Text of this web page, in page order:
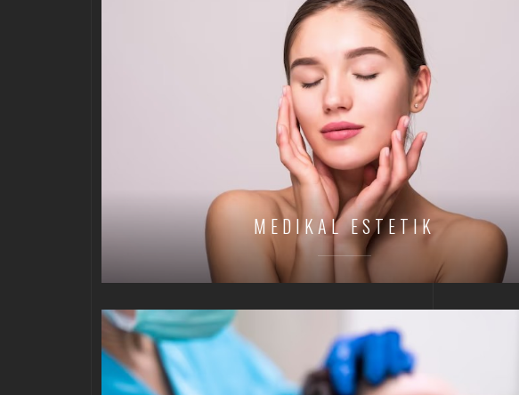
MEDIKAL ESTETIK